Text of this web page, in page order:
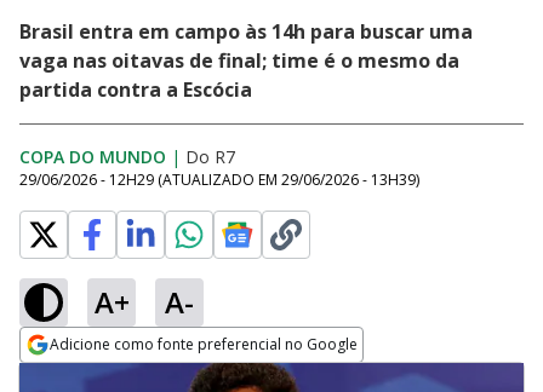
Brasil entra em campo às 14h para buscar uma
vaga nas oitavas de final; time é o mesmo da
partida contra a Escócia
COPA DO MUNDO | Do R7
29/06/2026 - 12H29 (ATUALIZADO EM 29/06/2026 - 13H39)
A+ A-
Adicione como fonte preferencial no Google
Opens in new window